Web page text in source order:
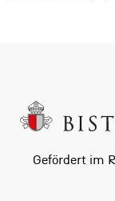
Gefördert im